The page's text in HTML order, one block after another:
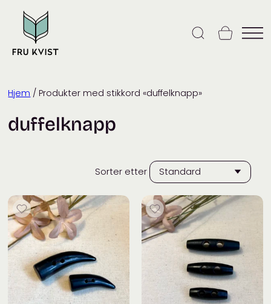
content
Hjem / Produkter med stikkord «duffelknapp»
duffelknapp
Sorter etter